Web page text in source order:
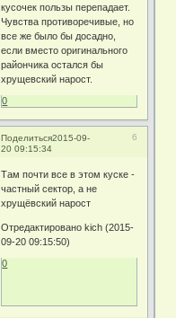
кусочек пользы перепадает.
Чувства противоречивые, но
все же было бы досадно,
если вместо оригинального
райончика остался бы
хрущевский нарост.
0
Поделиться 6
2015-09-
20 09:15:34
Там почти все в этом куске -
частный сектор, а не
хрущёвский нарост
Отредактировано kich (2015-
09-20 09:15:50)
0